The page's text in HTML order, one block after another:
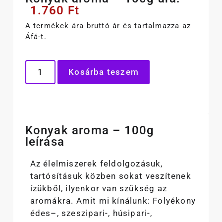
1.760 Ft
A termékek ára bruttó ár és tartalmazza az
Áfá-t.
Kosárba teszem
Konyak aroma – 100g
leírása
Az élelmiszerek feldolgozásuk,
tartósításuk közben sokat veszítenek
ízükből, ilyenkor van szükség az
aromákra. Amit mi kínálunk: Folyékony
édes–, szeszipari-, húsipari-,